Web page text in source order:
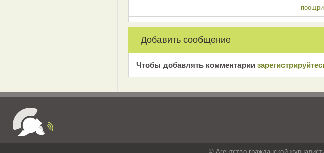
Добавить сообщение
Чтобы добавлять комментарии